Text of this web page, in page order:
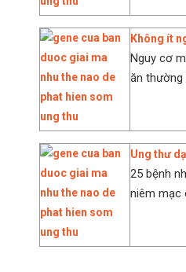
Không ít
Nguy cơ
ăn thường
Ung thư
25 bệnh
niêm mạc